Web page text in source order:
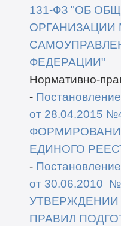
131-ФЗ "ОБ
ОРГАНИЗАЦИИ
ФЕДЕРАЦИИ"
Нормативно-
-
от 28.04.2015
ЕДИНОГО
-
от 30.06.2010
УТВЕРЖДЕНИИ
ПРАВИЛ